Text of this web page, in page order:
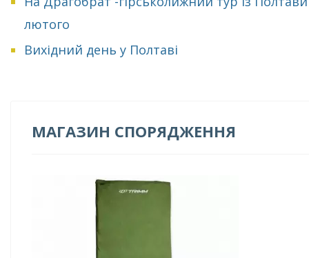
лютого
Вихідний день у Полтаві
МАГАЗИН СПОРЯДЖЕННЯ